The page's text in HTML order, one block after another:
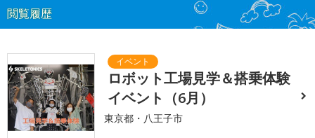
閲覧履歴
ロボット工場見学＆搭乗体験
イベント（6月）
東京都・八王子市